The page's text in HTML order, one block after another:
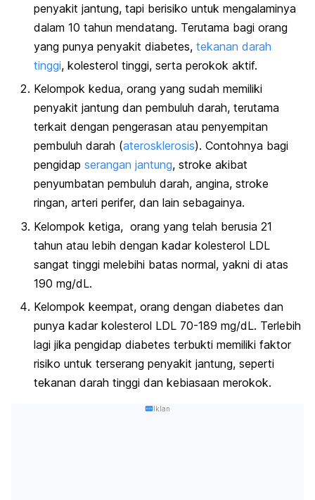
penyakit jantung, tapi berisiko untuk mengalaminya
dalam 10 tahun mendatang. Terutama bagi orang
yang punya penyakit diabetes, tekanan darah
tinggi, kolesterol tinggi, serta perokok aktif.
Kelompok kedua, orang yang sudah memiliki
penyakit jantung dan pembuluh darah, terutama
terkait dengan pengerasan atau penyempitan
pembuluh darah (aterosklerosis). Contohnya bagi
pengidap serangan jantung, stroke akibat
penyumbatan pembuluh darah, angina, stroke
ringan, arteri perifer, dan lain sebagainya.
Kelompok ketiga, orang yang telah berusia 21
tahun atau lebih dengan kadar kolesterol LDL
sangat tinggi melebihi batas normal, yakni di atas
190 mg/dL.
Kelompok keempat, orang dengan diabetes dan
punya kadar kolesterol LDL 70-189 mg/dL. Terlebih
lagi jika pengidap diabetes terbukti memiliki faktor
risiko untuk terserang penyakit jantung, seperti
tekanan darah tinggi dan kebiasaan merokok.
Iklan